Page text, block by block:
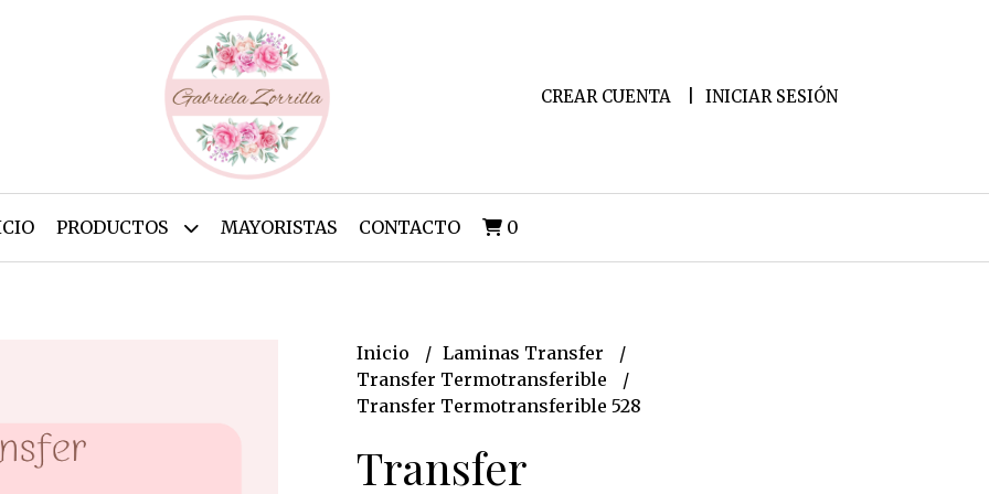
CREAR CUENTA INICIAR SESIÓN
PRODUCTOS MAYORISTAS CONTACTO 0
Inicio
Laminas Transfer
Transfer Termotransferible
Transfer Termotransferible 528
Transfer